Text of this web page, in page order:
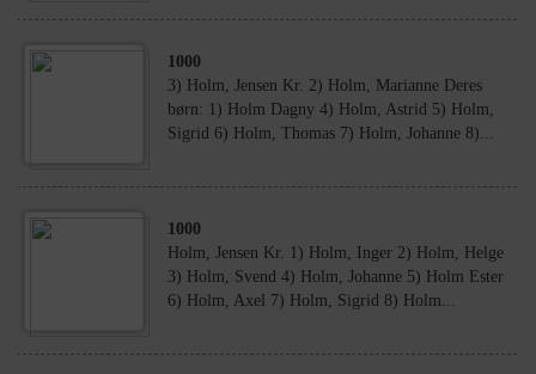
1000
3) Holm, Jensen Kr. 2) Holm, Marianne Deres
børn: 1) Holm Dagny 4) Holm, Astrid 5) Holm,
Sigrid 6) Holm, Thomas 7) Holm, Johanne 8)...
1000
Holm, Jensen Kr. 1) Holm, Inger 2) Holm, Helge
3) Holm, Svend 4) Holm, Johanne 5) Holm Ester
6) Holm, Axel 7) Holm, Sigrid 8) Holm...